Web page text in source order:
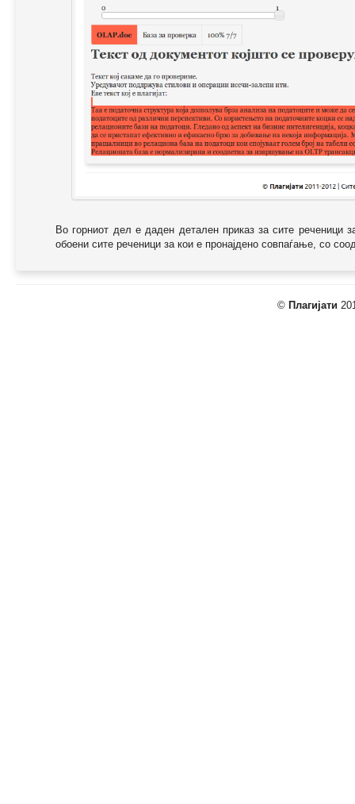
Во горниот дел е даден детален приказ за сите реченици
обоени сите реченици за кои е пронајдено совпаѓање, со
© Плагијати